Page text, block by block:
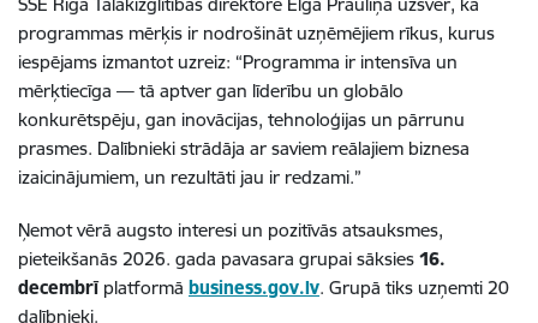
programmas mērķis ir nodrošināt uzņēmējiem rīkus, kurus
iespējams izmantot uzreiz: “Programma ir intensīva un
mērķtiecīga — tā aptver gan līderību un globālo
konkurētspēju, gan inovācijas, tehnoloģijas un pārrunu
prasmes. Dalībnieki strādāja ar saviem reālajiem biznesa
izaicinājumiem, un rezultāti jau ir redzami.”
Ņemot vērā augsto interesi un pozitīvās atsauksmes,
pieteikšanās 2026. gada pavasara grupai sāksies 16.
decembrīplatformā business.gov.lv. Grupā tiks uzņemti 20
dalībnieki.